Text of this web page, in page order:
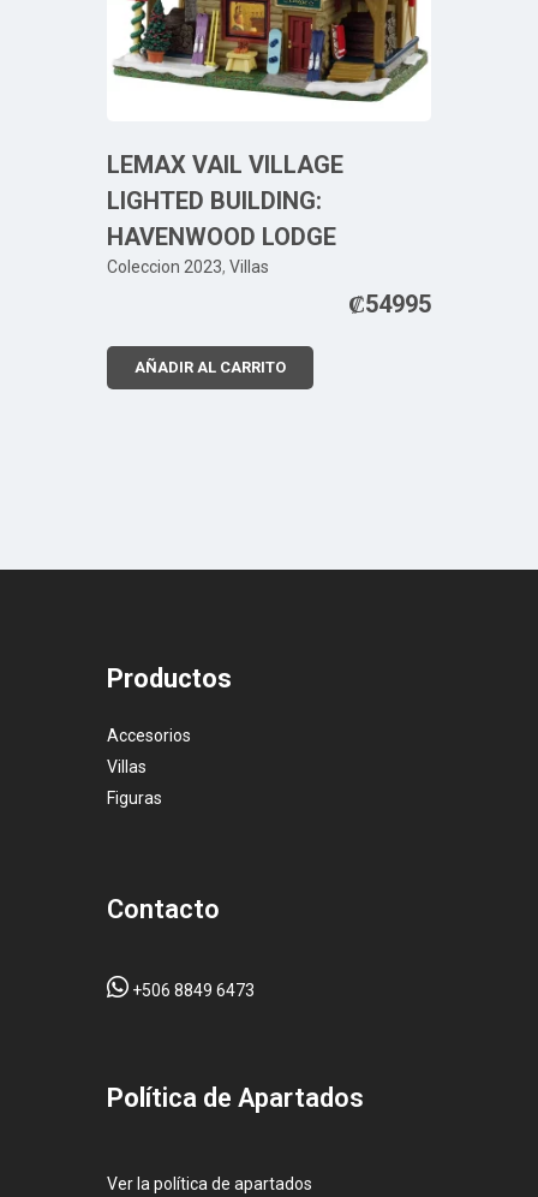
LEMAX VAIL VILLAGE
LIGHTED BUILDING:
HAVENWOOD LODGE
Coleccion 2023, Villas
₡54995
AÑADIR AL CARRITO
Productos
Accesorios
Villas
Figuras
Contacto
+506 8849 6473
Pol ítica de Apartados
Ver la política de apartados